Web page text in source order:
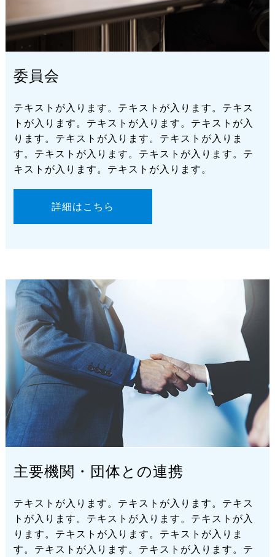
委員会
テキストが入ります。テキストが入ります。テキス
トが入ります。テキストが入ります。テキストが入
ります。テキストが入ります。テキストが入りま
す。テキストが入ります。テキストが入ります。テ
キストが入ります。テキストが入ります。
詳細はこちら
主要機関・団体との連携
テキストが入ります。テキストが入ります。テキス
トが入ります。テキストが入ります。テキストが入
ります。テキストが入ります。テキストが入りま
す。テキストが入ります。テキストが入ります。テ